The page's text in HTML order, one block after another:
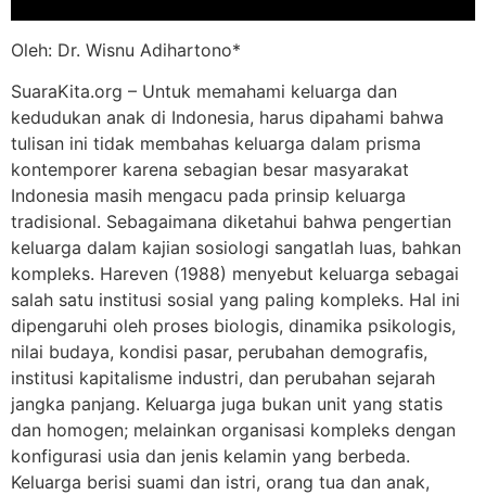
Oleh: Dr. Wisnu Adihartono*
SuaraKita.org – Untuk memahami keluarga dan
kedudukan anak di Indonesia, harus dipahami bahwa
tulisan ini tidak membahas keluarga dalam prisma
kontemporer karena sebagian besar masyarakat
Indonesia masih mengacu pada prinsip keluarga
tradisional. Sebagaimana diketahui bahwa pengertian
keluarga dalam kajian sosiologi sangatlah luas, bahkan
kompleks. Hareven (1988) menyebut keluarga sebagai
salah satu institusi sosial yang paling kompleks. Hal ini
dipengaruhi oleh proses biologis, dinamika psikologis,
nilai budaya, kondisi pasar, perubahan demografis,
institusi kapitalisme industri, dan perubahan sejarah
jangka panjang. Keluarga juga bukan unit yang statis
dan homogen; melainkan organisasi kompleks dengan
konfigurasi usia dan jenis kelamin yang berbeda.
Keluarga berisi suami dan istri, orang tua dan anak,